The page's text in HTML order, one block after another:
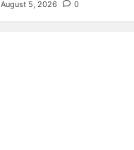
August 5, 2026 0